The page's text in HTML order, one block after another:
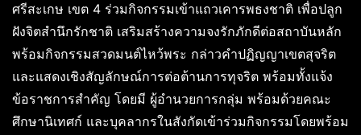
ศรีสะเกษ เขต 4 ร่วมกิจกรรมเข้าแถวเคารพธงชาติ เพื่อปลูก
ฝังจิตสำนึกรักชาติ เสริมสร้างความจงรักภักดีต่อสถาบันหลัก
พร้อมกิจกรรมสวดมนต์ไหว้พระ กล่าวคำปฏิญญาเขตสุจริต
และแสดงเชิงสัญลักษณ์การต่อต้านการทุจริต พร้อมทั้งแจ้ง
ข้อราชการสำคัญ โดยมี ผู้อำนวยการกลุ่ม พร้อมด้วยคณะ
ศึกษานิเทศก์ และบุคลากรในสังกัดเข้าร่วมกิจกรรมโดยพร้อม